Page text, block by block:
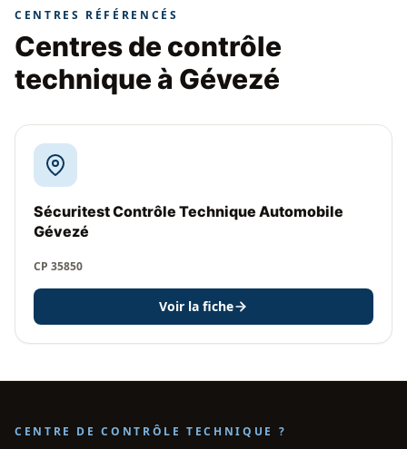
CENTRES RÉFÉRENCÉS
Centres de contrôle
technique à Gévezé
Sécuritest Contrôle Technique Automobile
Gévezé
CP 35850
Voir la fiche
CENTRE DE CONTRÔLE TECHNIQUE ?